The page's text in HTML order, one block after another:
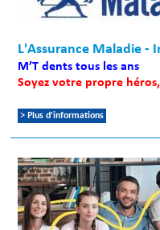
L'Assurance Maladie -
M’T dents tous les ans
Soyez votre propre
> Plus d'informations